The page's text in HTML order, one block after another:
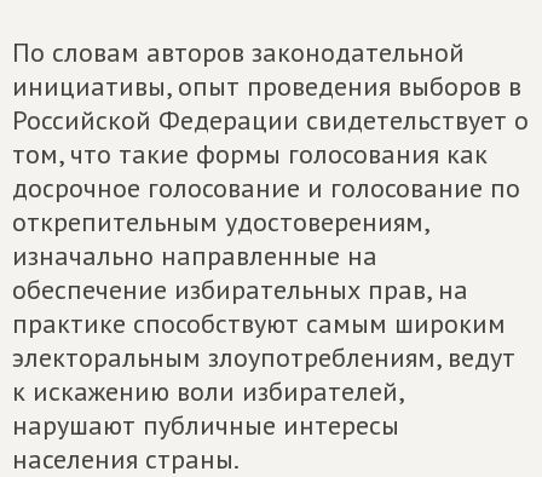
По словам авторов законодательной
инициативы, опыт проведения выборов в
Российской Федерации свидетельствует о
том, что такие формы голосования как
досрочное голосование и голосование по
открепительным удостоверениям,
изначально направленные на
обеспечение избирательных прав, на
практике способствуют самым широким
электоральным злоупотреблениям, ведут
к искажению воли избирателей,
нарушают публичные интересы
населения страны.